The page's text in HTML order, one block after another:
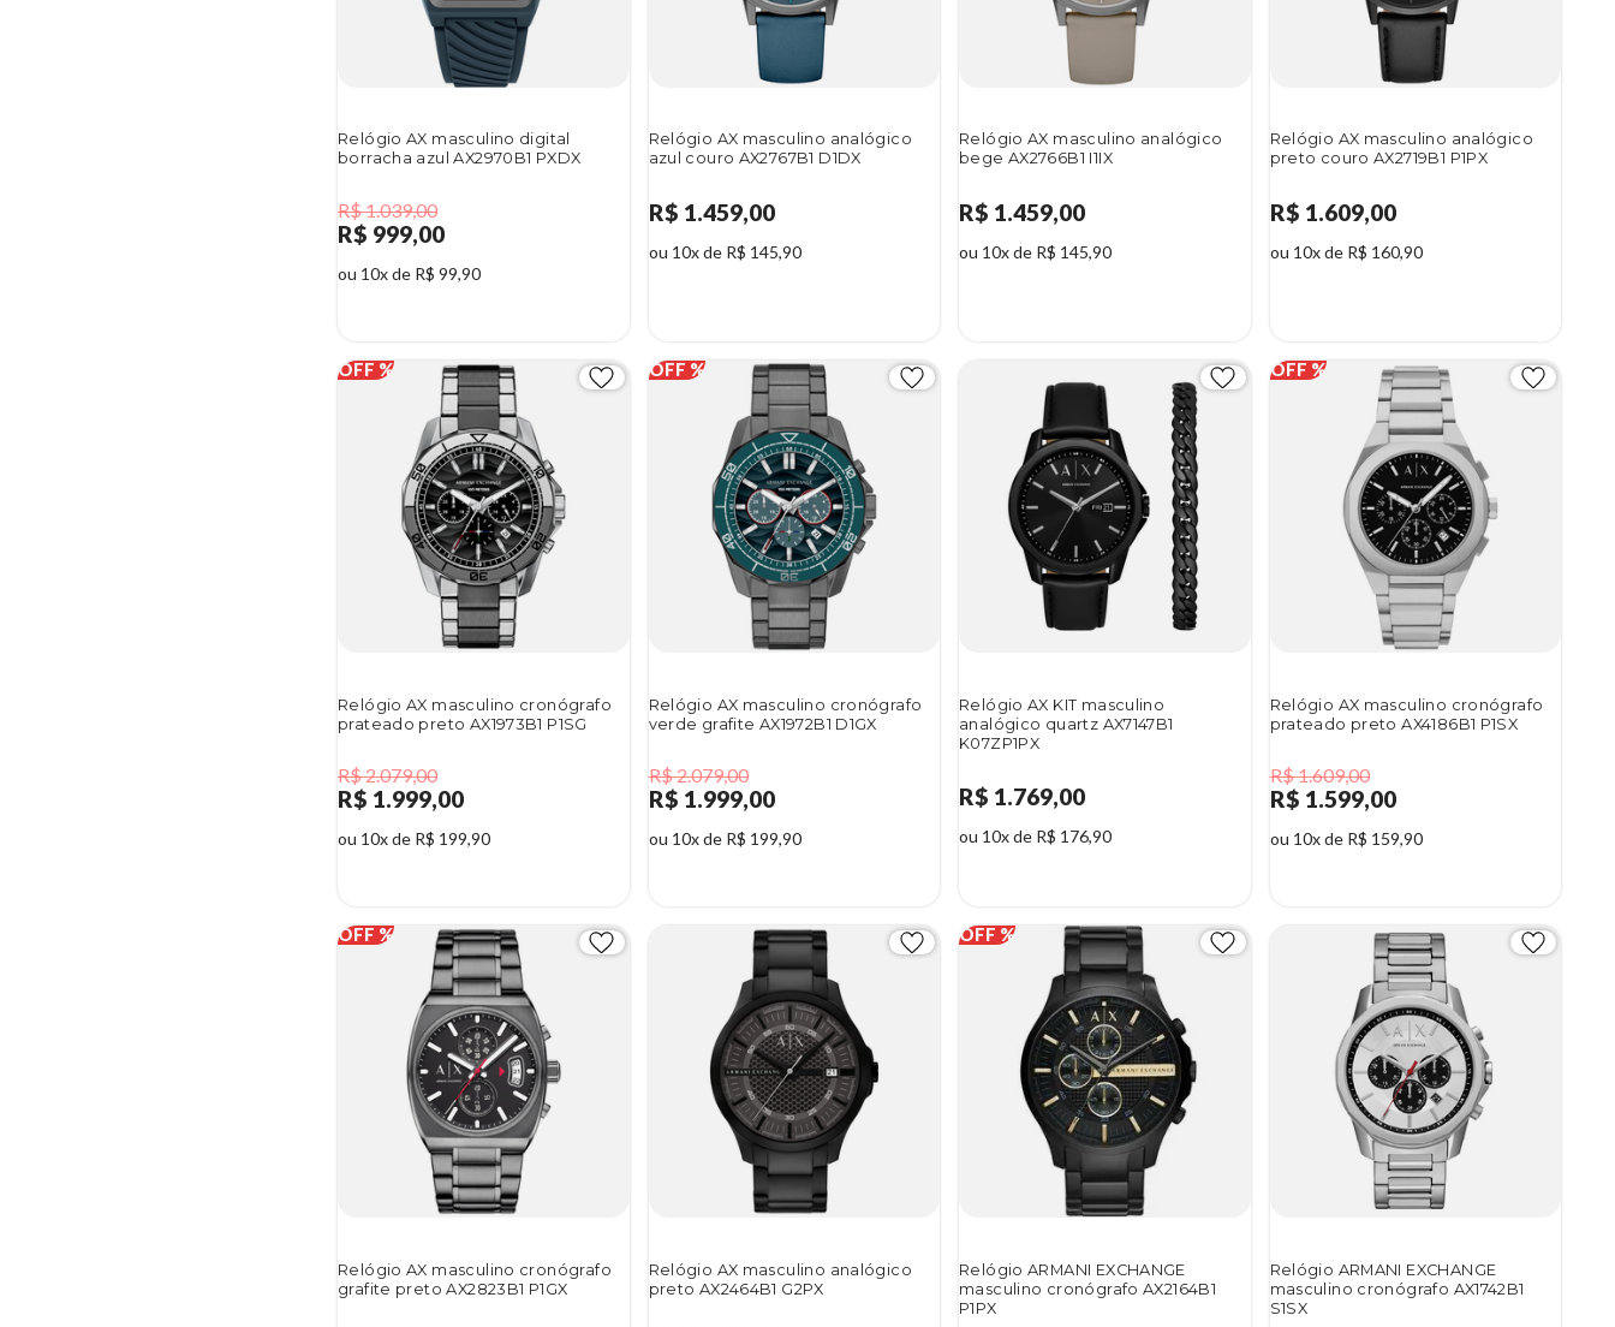
Relógio AX masculino digital
borracha azul AX2970B1 PXDX
R$ 1.039,00
R$ 999,00
ou 10x de R$ 99,90
Relógio AX masculino analógico
azul couro AX2767B1 D1DX
R$ 1.459,00
ou 10x de R$ 145,90
Relógio AX masculino analógico
bege AX2766B1 I1IX
R$ 1.459,00
ou 10x de R$ 145,90
Relógio AX masculino analógico
preto couro AX2719B1 P1PX
R$ 1.609,00
ou 10x de R$ 160,90
Relógio AX masculino cronógrafo
prateado preto AX1973B1 P1SG
R$ 2.079,00
R$ 1.999,00
ou 10x de R$ 199,90
Relógio AX masculino cronógrafo
verde grafite AX1972B1 D1GX
R$ 2.079,00
R$ 1.999,00
ou 10x de R$ 199,90
Relógio AX KIT masculino
analógico quartz AX7147B1
K07ZP1PX
R$ 1.769,00
ou 10x de R$ 176,90
Relógio AX masculino cronógrafo
prateado preto AX4186B1 P1SX
R$ 1.609,00
R$ 1.599,00
ou 10x de R$ 159,90
Relógio AX masculino cronógrafo
grafite preto AX2823B1 P1GX
Relógio AX masculino analógico
preto AX2464B1 G2PX
Relógio ARMANI EXCHANGE
masculino cronógrafo AX2164B1
P1PX
Relógio ARMANI EXCHANGE
masculino cronógrafo AX1742B1
S1SX